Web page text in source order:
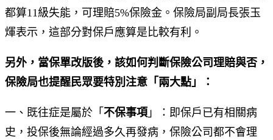
都算11級失能，可理賠5%保險金。保險局副局長張玉
煇表示，這部分對保戶應算是比較有利。
另外，當保單改版後，該如何判斷保險公司理賠與否，
保險局也提醒民眾要特別注意「兩大點」：
一、既往症是屬於「 不保事項 」：即保戶已有相關病
史，投保後無論經過多久再發病，保險公司都不會理